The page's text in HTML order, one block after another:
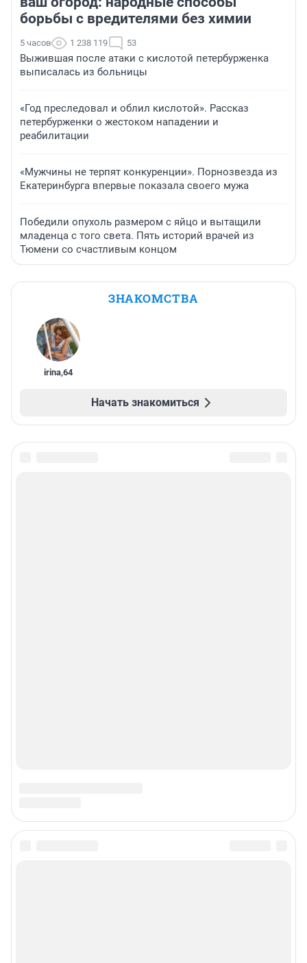
борьбы с вредителями без химии
5 часов 1 238 119 53
Выжившая после атаки с кислотой петербурженка
выписалась из больницы
«Год преследовал и облил кислотой». Рассказ
петербурженки о жестоком нападении и
реабилитации
«Мужчины не терпят конкуренции». Порнозвезда из
Екатеринбурга впервые показала своего мужа
Победили опухоль размером с яйцо и вытащили
младенца с того света. Пять историй врачей из
Тюмени со счастливым концом
ЗНАКОМСТВА
irina,64
Начать знакомиться